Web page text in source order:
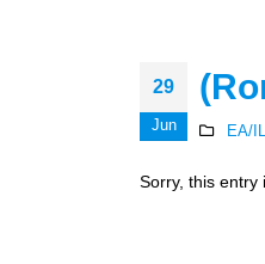
29
Jun EA/
Sorry, this entry